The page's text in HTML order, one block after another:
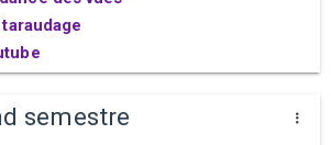
semestre